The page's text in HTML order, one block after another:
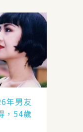
年男友
，54歲